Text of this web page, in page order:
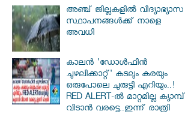
അഞ്ച് ജില്ലകളില്‍ വിദ്യാഭ്യാസ
സ്ഥാപനങ്ങള്‍ക്ക് നാളെ
അവധി
കാലൻ 'ഡോൾഫിൻ
ചുഴലിക്കാറ്റ്' കടലും കരയും
ഒരുപോലെ ചുരുട്ടി എറിയും..!
RED ALERT-ൽ മാറ്റമില്ല ക്യാമ്പ്
വിടാൻ വരട്ടെ..ഇന്ന് രാത്രി